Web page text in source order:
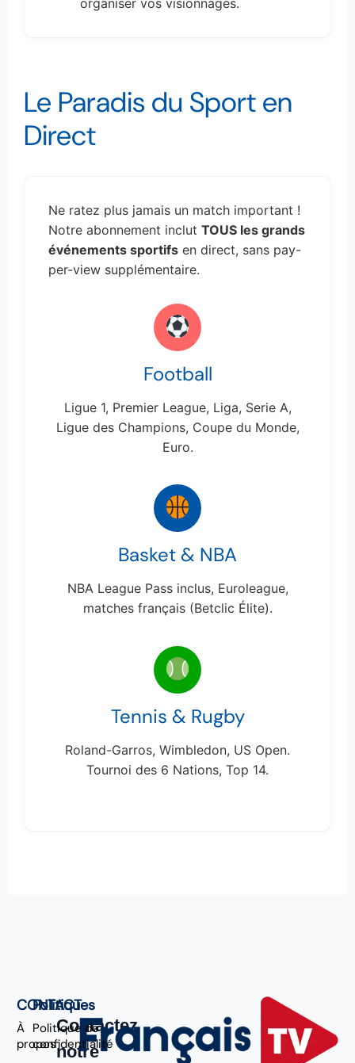
Le Paradis du Sport en
Direct
Ne ratez plus jamais un match important !
Notre abonnement inclut TOUS les grands
événements sportifs en direct, sans pay-
per-view supplémentaire.
Football
Ligue 1, Premier League, Liga, Serie A,
Ligue des Champions, Coupe du Monde,
Euro.
Basket & NBA
NBA League Pass inclus, Euroleague,
matches français (Betclic Élite).
Tennis & Rugby
Roland-Garros, Wimbledon, US Open.
Tournoi des 6 Nations, Top 14.
CONTACT
À
propos
Politiques
Politique de
confidentialité
Contactez
notre